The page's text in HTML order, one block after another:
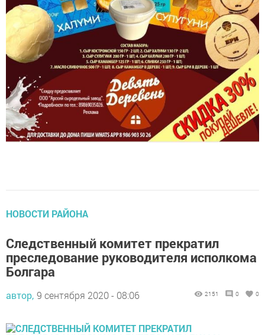
НОВОСТИ РАЙОНА
Следственный комитет прекратил
преследование руководителя исполкома
Болгара